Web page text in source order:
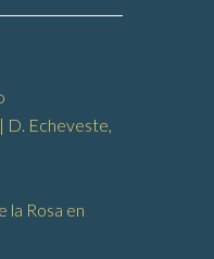
D. Echeveste,
la Rosa en